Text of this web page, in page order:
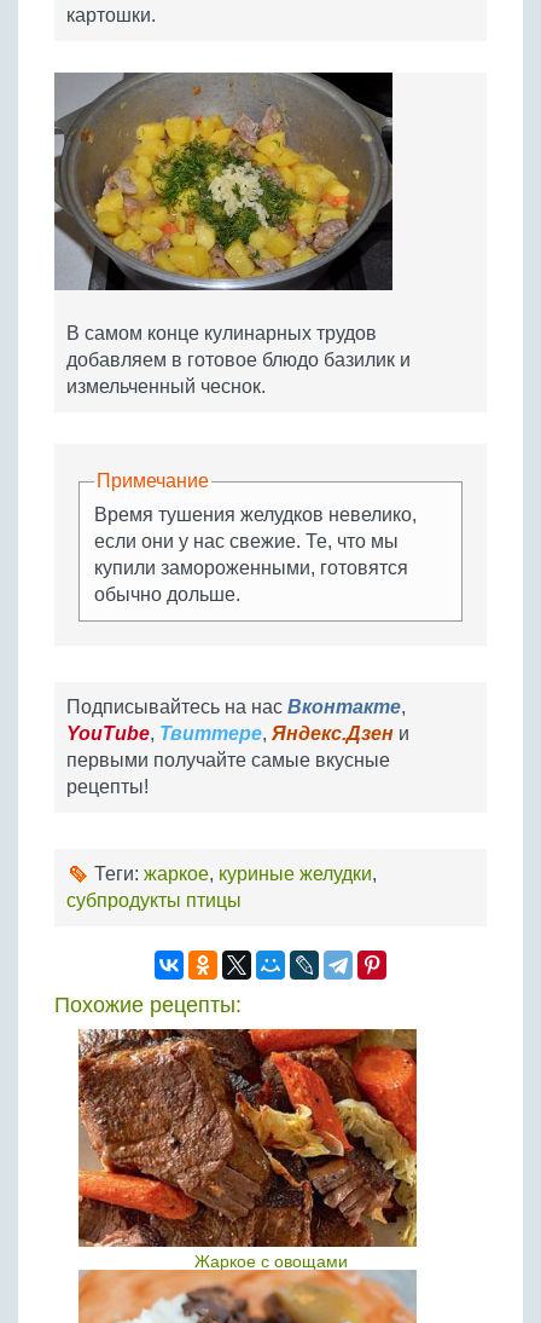
картошки.
В самом конце кулинарных трудов
добавляем в готовое блюдо базилик и
измельченный чеснок.
Примечание
Время тушения желудков невелико,
если они у нас свежие. Те, что мы
купили замороженными, готовятся
обычно дольше.
Подписывайтесь на нас Вконтакте,
YouTube, Твиттере, Яндекс.Дзен и
первыми получайте самые вкусные
рецепты!
Теги: жаркое, куриные желудки,
субпродукты птицы
Похожие рецепты:
Жаркое с овощами